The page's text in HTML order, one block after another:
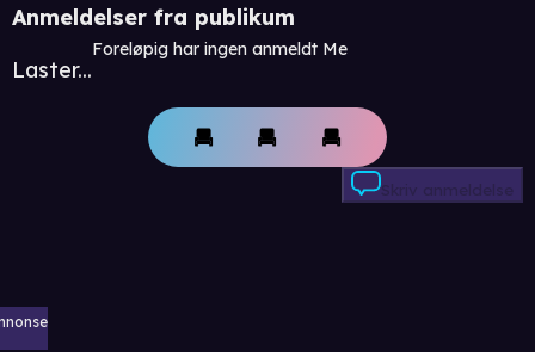
Anmeldelser fra publikum
Laster...
Foreløpig har ingen anmeldt Me
Skriv anmeldelse